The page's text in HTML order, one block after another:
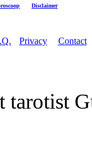
Disclaimer
Privacy Contact